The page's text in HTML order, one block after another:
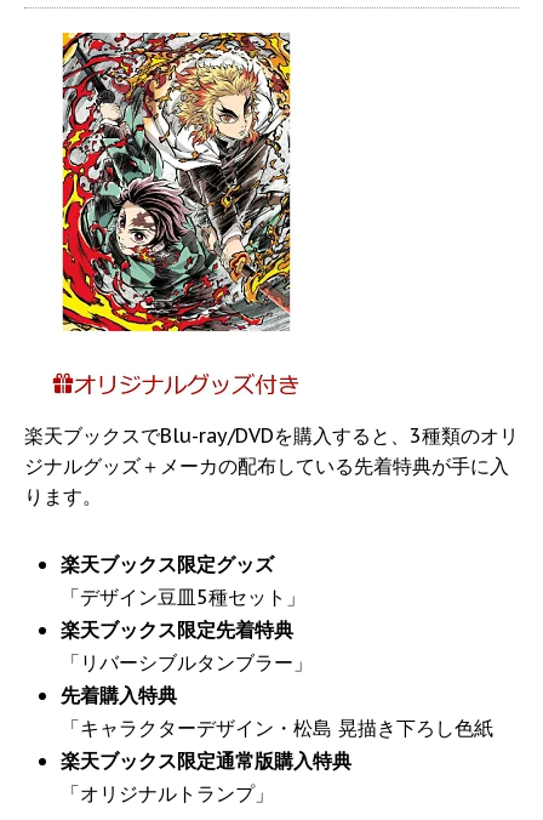
楽天ブックスでBlu-ray/DVDを購入すると、3種類のオリ
ジナルグッズ＋メーカの配布している先着特典が手に入
ります。
楽天ブックス限定グッズ
「デザイン豆皿5種セット」
楽天ブックス限定先着特典
「リバーシブルタンブラー」
先着購入特典
「キャラクターデザイン・松島 晃描き下ろし色紙
楽天ブックス限定通常版購入特典
「オリジナルトランプ」